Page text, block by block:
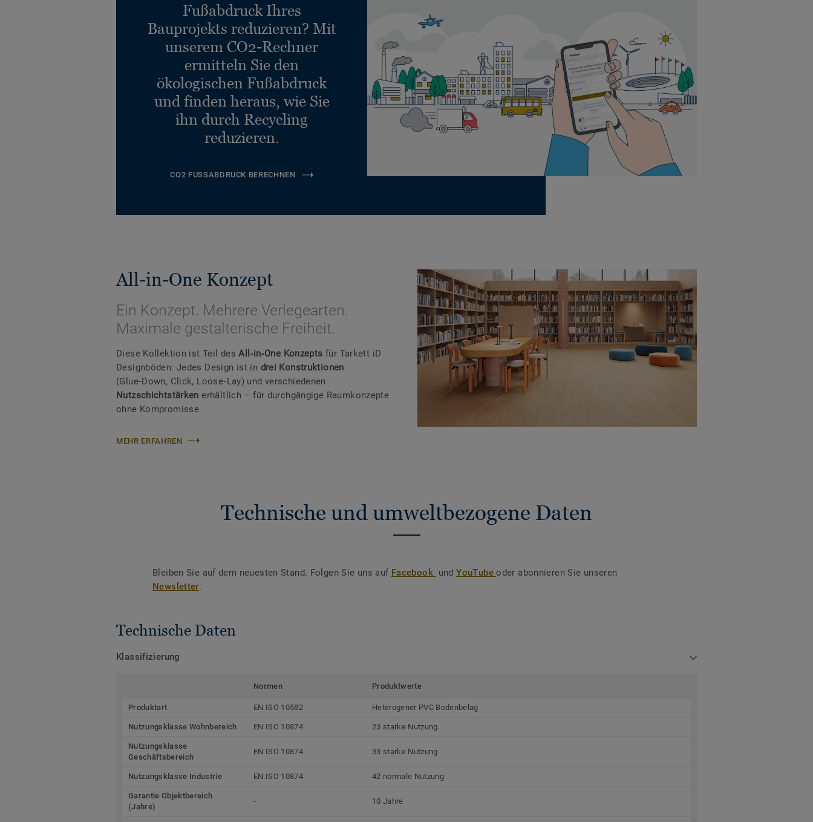
Fußabdruck Ihres
Bauprojekts reduzieren? Mit
unserem CO2-Rechner
ermitteln Sie den
ökologischen Fußabdruck
und finden heraus, wie Sie
ihn durch Recycling
reduzieren.
CO2 FUSSABDRUCK BERECHNEN
All-in-One Konzept
Ein Konzept. Mehrere Verlegearten.
Maximale gestalterische Freiheit.
Diese Kollektion ist Teil desAll‑in‑One Konzepts für Tarkett iD
Designböden: Jedes Design ist in drei Konstruktionen
(Glue‑Down, Click, Loose‑Lay) und verschiedenen
Nutzschichtstärken erhältlich – für durchgängige Raumkonzepte
ohne Kompromisse.
MEHR ERFAHREN
Technische und umweltbezogene Daten
Bleiben Sie auf dem neuesten Stand. Folgen Sie uns auf Facebook undYouTubeoder abonnieren Sie unseren
Newsletter.
Technische Daten
Klassifizierung
Normen Produktwerte
Produktart EN ISO 10582 Heterogener PVC Bodenbelag
Nutzungsklasse Wohnbereich EN ISO 10874 23 starke Nutzung
Nutzungsklasse
Geschäftsbereich
EN ISO 10874 33 starke Nutzung
Nutzungsklasse Industrie EN ISO 10874 42 normale Nutzung
Garantie Objektbereich
(Jahre)
- 10 Jahre